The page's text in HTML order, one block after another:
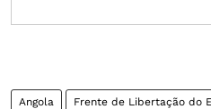
Angola Frente de Libertação do